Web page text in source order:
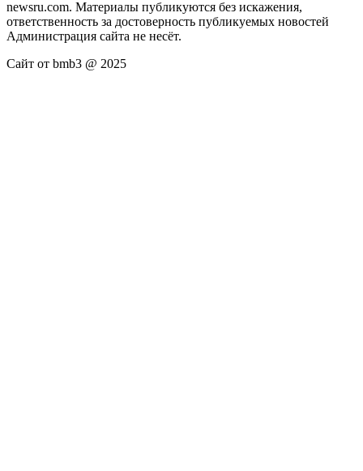
newsru.com. Материалы публикуются без искажения,
ответственность за достоверность публикуемых новостей
Администрация сайта не несёт.
Сайт от bmb3 @ 2025